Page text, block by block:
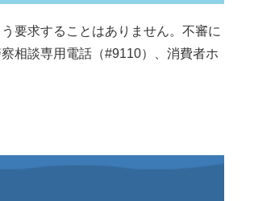
要求することはありません。不審に
相談専用電話（#9110）、消費者ホ